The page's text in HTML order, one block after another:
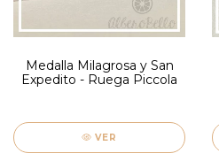
Medalla Milagrosa y San
Expedito - Ruega Piccola
VER